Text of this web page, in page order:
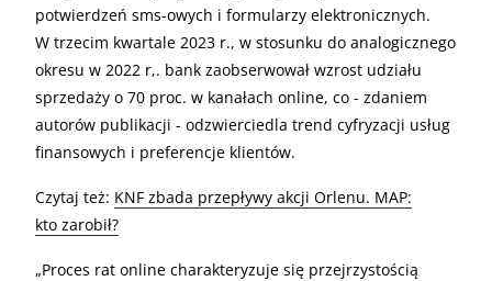
potwierdzeń sms-owych i formularzy elektronicznych.
W trzecim kwartale 2023 r., w stosunku do analogicznego
okresu w 2022 r,. bank zaobserwował wzrost udziału
sprzedaży o 70 proc. w kanałach online, co - zdaniem
autorów publikacji - odzwierciedla trend cyfryzacji usług
finansowych i preferencje klientów.
Czytaj też: KNF zbada przepływy akcji Orlenu. MAP:
kto zarobił?
„Proces rat online charakteryzuje się przejrzystością